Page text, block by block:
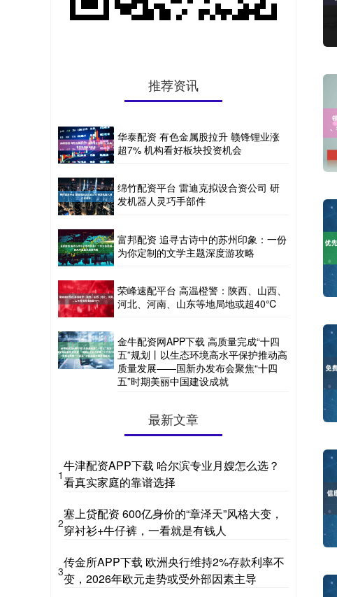
推荐资讯
华泰配资 有色金属股拉升 赣锋锂业涨
超7% 机构看好板块投资机会
绵竹配资平台 雷迪克拟设合资公司 研
发机器人灵巧手部件
富邦配资 追寻古诗中的苏州印象：一份
为你定制的文学主题深度游攻略
荣峰速配平台 高温橙警：陕西、山西、
河北、河南、山东等地局地或超40℃
金牛配资网APP下载 高质量完成“十四
五”规划丨以生态环境高水平保护推动高
质量发展——国新办发布会聚焦“十四
五”时期美丽中国建设成就
最新文章
1
牛津配资APP下载 哈尔滨专业月嫂怎么选？
看真实家庭的靠谱选择
2
塞上贷配资 600亿身价的“章泽天”风格大变，
穿衬衫+牛仔裤，一看就是有钱人
3
传金所APP下载 欧洲央行维持2%存款利率不
变，2026年欧元走势或受外部因素主导